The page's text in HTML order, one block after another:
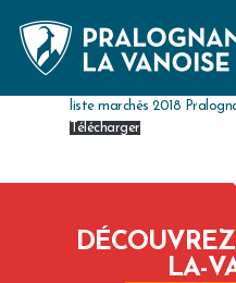
liste marchés 2018
Télécharger
LA-